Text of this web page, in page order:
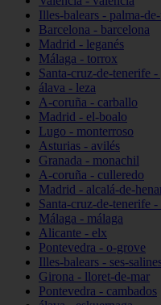
Illes-balears - palma-
Barcelona - barcelona
Madrid - leganés
Málaga - torrox
Santa-cruz-de-tenerife
álava - leza
A-coruña - carballo
Madrid - el-boalo
Lugo - monterroso
Asturias - avilés
Granada - monachil
A-coruña - culleredo
Madrid - alcalá-de-
Santa-cruz-de-tenerife
Málaga - málaga
Alicante - elx
Pontevedra - o-grove
Illes-balears - ses-
Girona - lloret-de-mar
Pontevedra - cambados